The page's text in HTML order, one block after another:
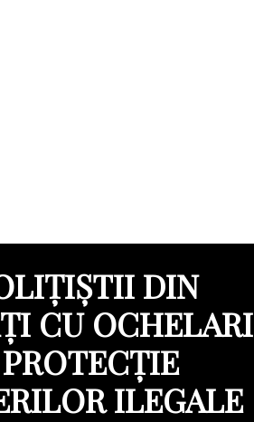
DIN
CU OCHELARI
ILEGALE